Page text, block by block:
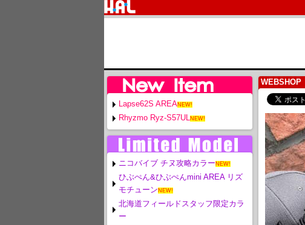
WEBSHOP
Lapse62S AREANEW!
Rhyzmo Ryz-S57ULNEW!
ニコバイブ チヌ攻略カラー NEW!
ひぶぺん&ひぶぺんmini AREA リズ
モチューン NEW!
北海道フィールドスタッフ限定カラ
ー